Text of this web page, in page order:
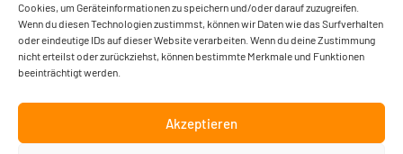
Cookies, um Geräteinformationen zu speichern und/oder darauf zuzugreifen.
Wenn du diesen Technologien zustimmst, können wir Daten wie das Surfverhalten
oder eindeutige IDs auf dieser Website verarbeiten. Wenn du deine Zustimmung
nicht erteilst oder zurückziehst, können bestimmte Merkmale und Funktionen
beeinträchtigt werden.
Akzeptieren
Mailchimp mit
deaktivierter
Erfolgsmessung
von Newslettern. Anbieter ist die Rocket Science Group LLC, 675
Ponce De Leon Ave NE, Suite 5000, Atlanta, GA 30308, USA.